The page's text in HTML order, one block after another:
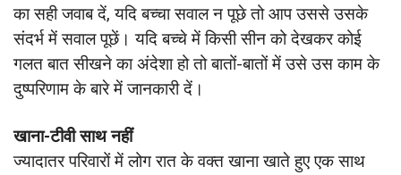
का सही जवाब दें, यदि बच्चा सवाल न पूछे तो आप उससे उसके
संदर्भ में सवाल पूछें। यदि बच्चे में किसी सीन को देखकर कोई
गलत बात सीखने का अंदेशा हो तो बातों-बातों में उसे उस काम के
दुष्परिणाम के बारे में जानकारी दें।
खाना-टीवी साथ नहीं
ज्यादातर परिवारों में लोग रात के वक्त खाना खाते हुए एक साथ